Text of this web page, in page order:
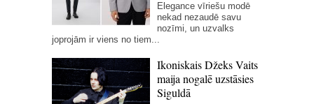
Elegance vīriešu modē
nekad nezaudē savu
nozīmi, un uzvalks
joprojām ir viens no tiem...
Ikoniskais Džeks Vaits
maija nogalē uzstāsies
Siguldā